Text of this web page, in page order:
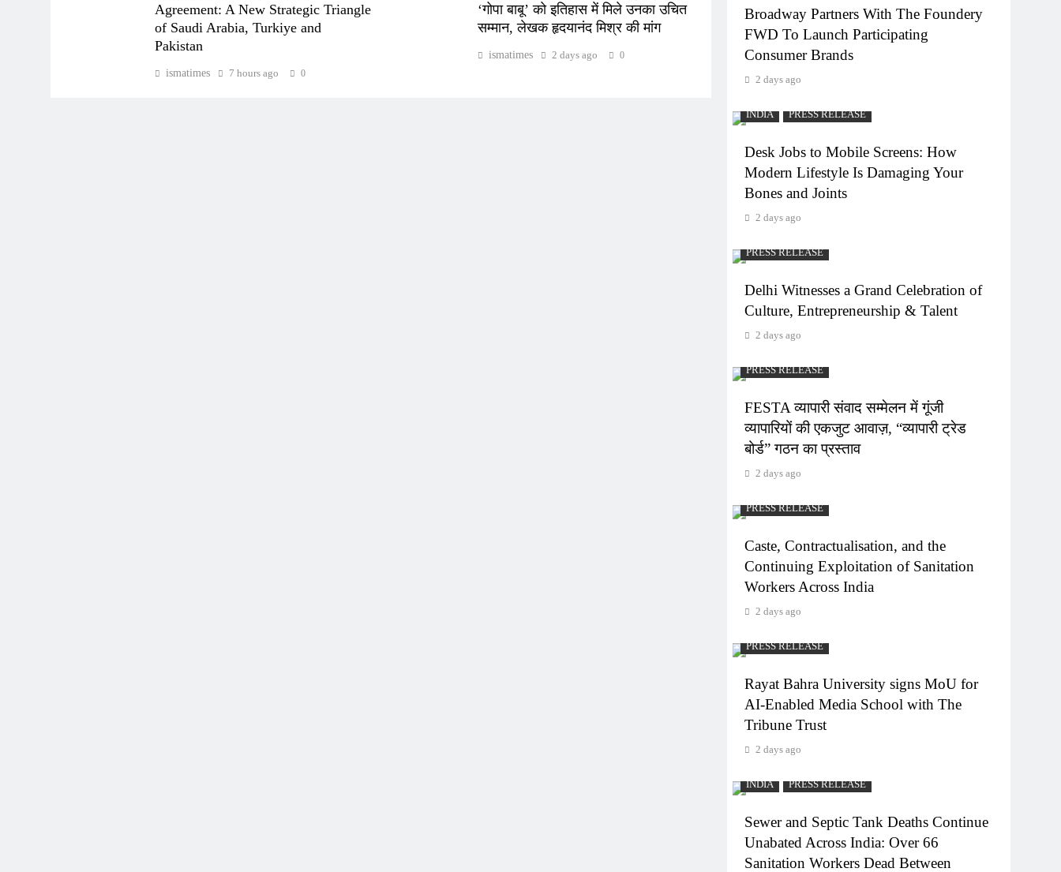
Agreement: A New Strategic Triangle
of Saudi Arabia, Turkiye and
Pakistan
ismatimes 7 hours ago 0
‘गोपा बाबू’ को इतिहास में मिले उनका उचित
सम्मान, लेखक हृदयानंद मिश्र की मांग
ismatimes 2 days ago 0
Broadway Partners With The Foundery
FWD To Launch Participating
Consumer Brands
2 days ago
INDIA PRESS RELEASE
Desk Jobs to Mobile Screens: How
Modern Lifestyle Is Damaging Your
Bones and Joints
2 days ago
PRESS RELEASE
Delhi Witnesses a Grand Celebration of
Culture, Entrepreneurship & Talent
2 days ago
PRESS RELEASE
FESTA व्यापारी संवाद सम्मेलन में गूंजी
व्यापारियों की एकजुट आवाज़, “व्यापारी ट्रेड
बोर्ड” गठन का प्रस्ताव
2 days ago
PRESS RELEASE
Caste, Contractualisation, and the
Continuing Exploitation of Sanitation
Workers Across India
2 days ago
PRESS RELEASE
Rayat Bahra University signs MoU for
AI-Enabled Media School with The
Tribune Trust
2 days ago
INDIA PRESS RELEASE
Sewer and Septic Tank Deaths Continue
Unabated Across India: Over 66
Sanitation Workers Dead Between